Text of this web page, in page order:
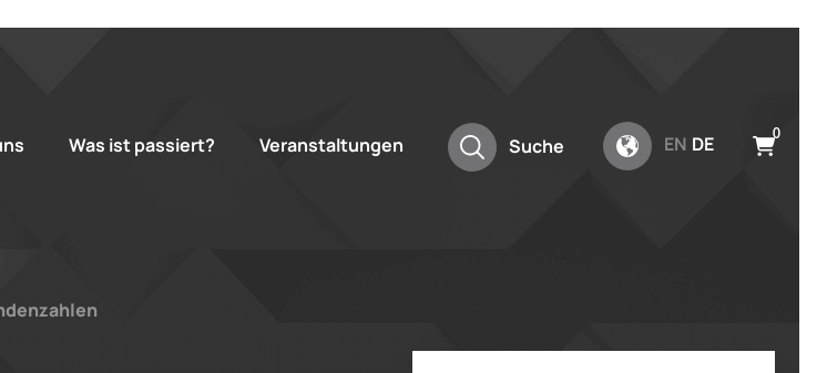
Was ist passiert? Veranstaltungen Suche EN DE 0